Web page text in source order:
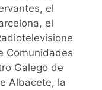
el
el
Comunidades
Galego de
Albacete, la